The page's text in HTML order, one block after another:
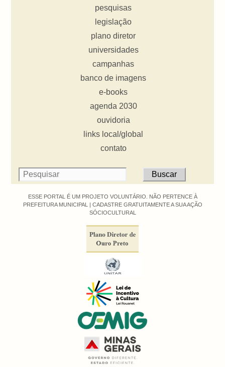
pesquisas
legislação
plano diretor
universidades
campanhas
banco de imagens
e-books
agenda 2030
ouvidoria
links local/global
contato
ESSE PORTAL É UM PROJETO VOLUNTÁRIO. NÃO PERTENCE À
PREFEITURA MUNICIPAL | CADASTRE GRATUITAMENTE A SUA AÇÃO
SÓCIOCULTURAL